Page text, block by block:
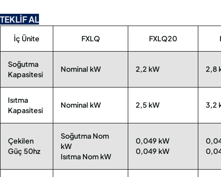
TEKLİF AL
İç Ünite FXLQ FXLQ20
Soğutma
Kapasitesi
Nominal kW 2,2 kW 2,8
Isıtma
Kapasitesi
Nominal kW 2,5 kW 3,2
Çekilen
Güç 50hz
Soğutma Nom
kW
Isıtma Nom kW
0,049 kW
0,049 kW